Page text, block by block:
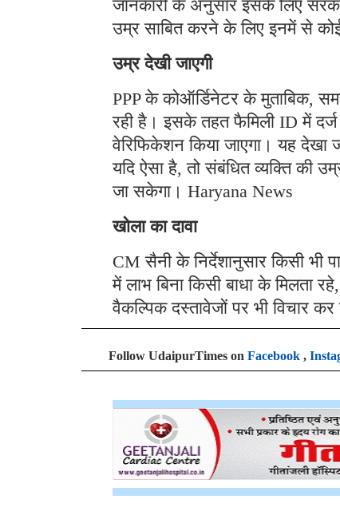
जानकारी के अनुसार इसके लिए
उम्र साबित करने के लिए इनमें से
उम्र देखी जाएगी
PPP के कोऑर्डिनेटर के मुताबिक,
रही है। इसके तहत फैमिली ID में
वेरिफिकेशन किया जाएगा। यह देखा
यदि ऐसा है, तो संबंधित व्यक्ति की
जा सकेगा। Haryana News
खोला का दावा
CM सैनी के निर्देशानुसार किसी भी
में लाभ बिना किसी बाधा के मिलता
वैकल्पिक दस्तावेजों पर भी विचार कर
Follow UdaipurTimes on Facebook ,